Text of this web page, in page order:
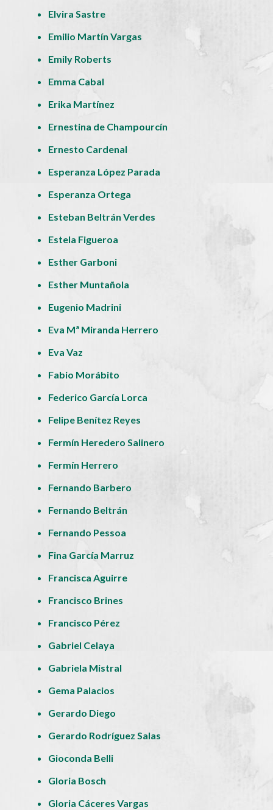
Elvira Sastre
Emilio Martín Vargas
Emily Roberts
Emma Cabal
Erika Martínez
Ernestina de Champourcín
Ernesto Cardenal
Esperanza López Parada
Esperanza Ortega
Esteban Beltrán Verdes
Estela Figueroa
Esther Garboni
Esther Muntañola
Eugenio Madrini
Eva Mª Miranda Herrero
Eva Vaz
Fabio Morábito
Federico García Lorca
Felipe Benítez Reyes
Fermín Heredero Salinero
Fermín Herrero
Fernando Barbero
Fernando Beltrán
Fernando Pessoa
Fina García Marruz
Francisca Aguirre
Francisco Brines
Francisco Pérez
Gabriel Celaya
Gabriela Mistral
Gema Palacios
Gerardo Diego
Gerardo Rodríguez Salas
Gioconda Belli
Gloria Bosch
Gloria Cáceres Vargas